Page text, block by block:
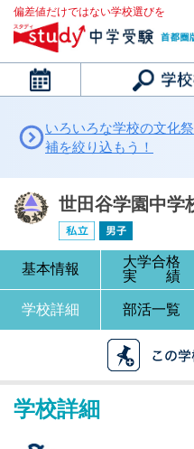
偏差値だけではない学校選びを
カレンダー
いろいろな学校の文化
補を絞り込もう！
世田谷学園中学
基本情報
大学合格
実 績
学校詳細 部活一覧
学校詳細